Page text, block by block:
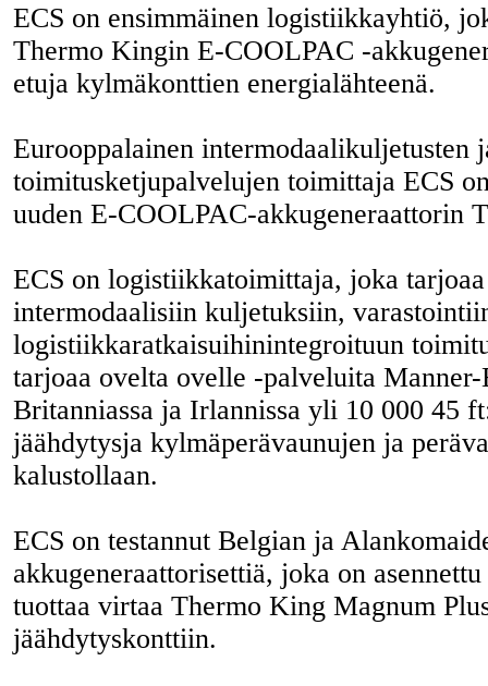
ECS on ensimmäinen logistiikkayhtiö,
Thermo Kingin E-COOLPAC -
etuja kylmäkonttien energialähteenä.
Eurooppalainen intermodaalikuljetusten
toimitusketjupalvelujen toimittaja ECS
uuden E-COOLPAC-akkugeneraattorin
ECS on logistiikkatoimittaja, joka
intermodaalisiin kuljetuksiin,
logistiikkaratkaisuihinintegroituun
tarjoaa ovelta ovelle -palveluita Manner-
Britanniassa ja Irlannissa yli 10 000 45
jäähdytysja kylmäperävaunujen ja
kalustollaan.
ECS on testannut Belgian ja
akkugeneraattorisettiä, joka on
tuottaa virtaa Thermo King Magnum
jäähdytyskonttiin.